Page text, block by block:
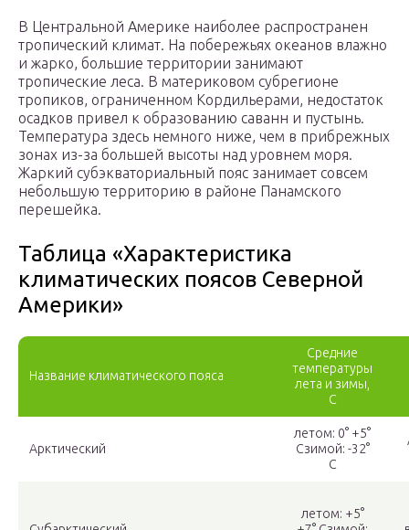
В Центральной Америке наиболее распространен
тропический климат. На побережьях океанов влажно
и жарко, большие территории занимают
тропические леса. В материковом субрегионе
тропиков, ограниченном Кордильерами, недостаток
осадков привел к образованию саванн и пустынь.
Температура здесь немного ниже, чем в прибрежных
зонах из-за большей высоты над уровнем моря.
Жаркий субэкваториальный пояс занимает совсем
небольшую территорию в районе Панамского
перешейка.
Таблица «Характеристика
климатических поясов Северной
Америки»
Название климатического пояса
Средние
температуры
лета и зимы,
C
Арктический
летом: 0° +5°
Сзимой: -32°
С
летом: +5°